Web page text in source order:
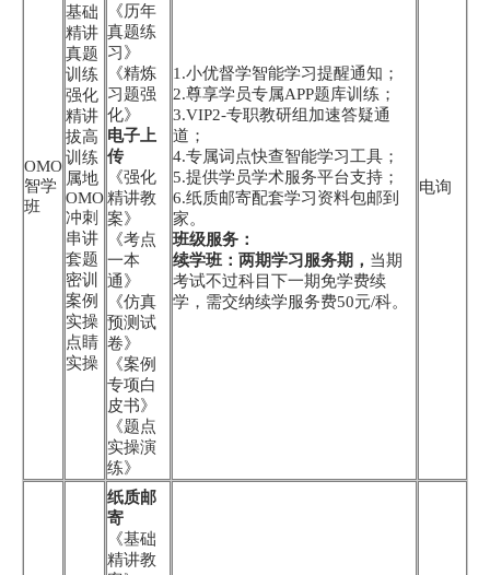
OMO
智学
班
基础
精讲
真题
训练
强化
精讲
拔高
训练
属地
OMO
冲刺
串讲
套题
密训
案例
实操
点睛
实操
《历年
真题练
习》
《精炼
习题强
化》
电子上
传
《强化
精讲教
案》
《考点
一本
通》
《仿真
预测试
卷》
《案例
专项白
皮书》
《题点
实操演
练》
1.小优督学智能学习提醒通知；
2.尊享学员专属APP题库训练；
3.VIP2-专职教研组加速答疑通
道；
4.专属词点快查智能学习工具；
5.提供学员学术服务平台支持；
6.纸质邮寄配套学习资料包邮到
家。
班级服务：
续学班：两期学习服务期， 当期
考试不过科目下一期免学费续
学，需交纳续学服务费50元/科。
电询
纸质邮
寄
《基础
精讲教